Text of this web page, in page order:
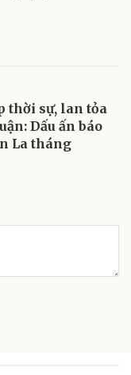
thời sự, lan tỏa
Dấu ấn báo
La tháng